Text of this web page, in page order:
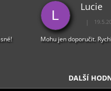
z 5 hvězdiček.
L
Lucie
|
Mohu jen doporučit.
DALŠÍ